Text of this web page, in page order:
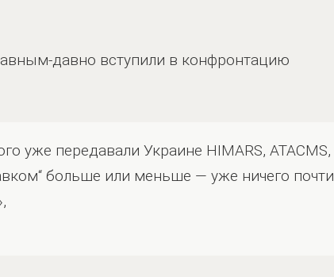
давно вступили в конфронтацию
уже передавали Украине HIMARS, ATACMS,
больше или меньше — уже ничего почти